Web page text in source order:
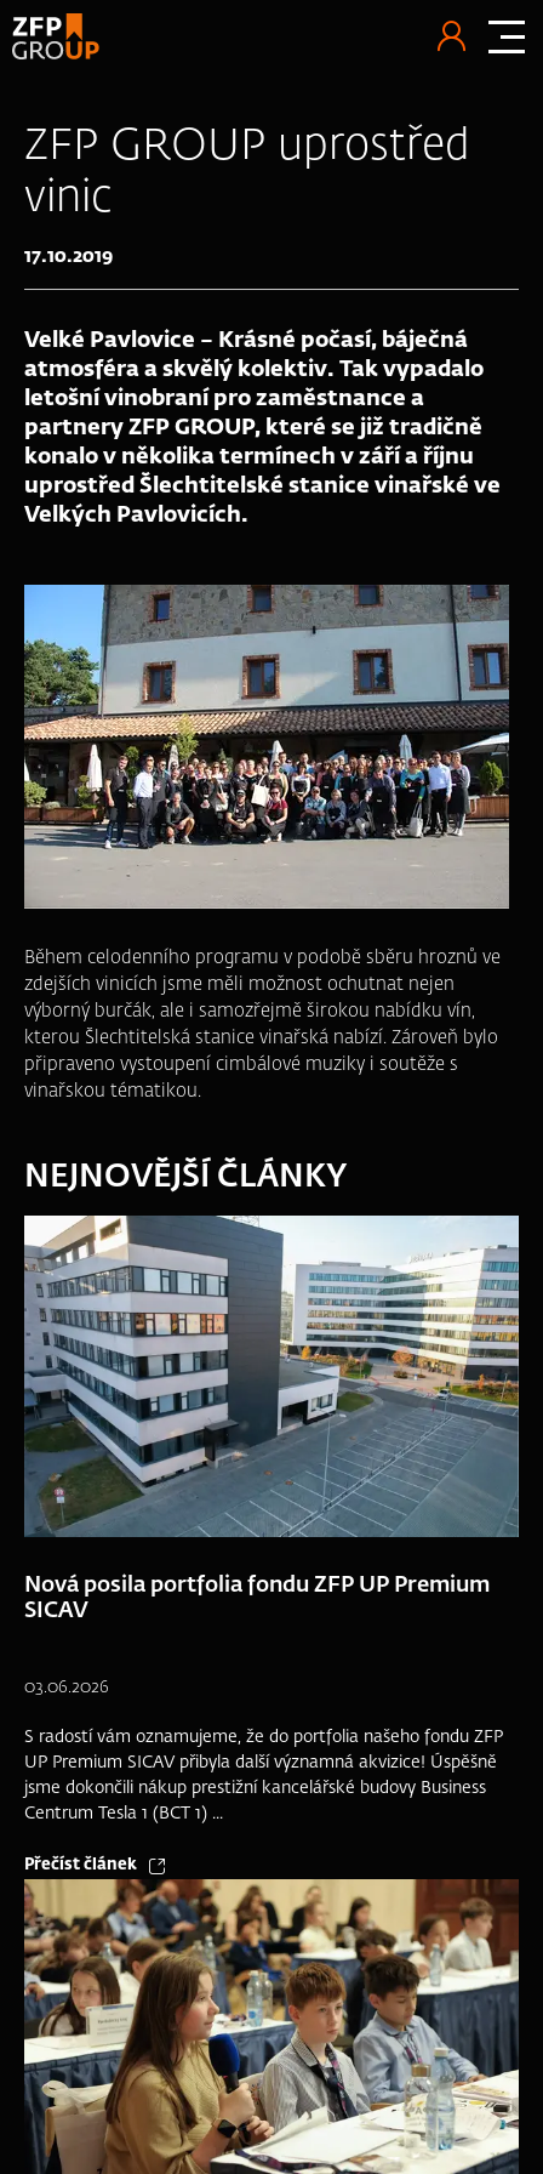
ZFP GROUP uprostřed
vinic
17.10.2019
Velké Pavlovice – Krásné počasí, báječná
atmosféra a skvělý kolektiv. Tak vypadalo
letošní vinobraní pro zaměstnance a
partnery ZFP GROUP, které se již tradičně
konalo v několika termínech v září a říjnu
uprostřed Šlechtitelské stanice vinařské ve
Velkých Pavlovicích.
Během celodenního programu v podobě sběru hroznů ve
zdejších vinicích jsme měli možnost ochutnat nejen
výborný burčák, ale i samozřejmě širokou nabídku vín,
kterou Šlechtitelská stanice vinařská nabízí. Zároveň bylo
připraveno vystoupení cimbálové muziky i soutěže s
vinařskou tématikou.
NEJNOVĚJŠÍ ČLÁNKY
Nová posila portfolia fondu ZFP UP Premium
SICAV
03.06.2026
S radostí vám oznamujeme, že do portfolia našeho fondu ZFP
UP Premium SICAV přibyla další významná akvizice! Úspěšně
jsme dokončili nákup prestižní kancelářské budovy Business
Centrum Tesla 1 (BCT 1) ...
Přečíst článek